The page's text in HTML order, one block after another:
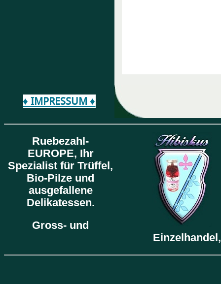
♦ IMPRESSUM ♦
Ruebezahl-
EUROPE, Ihr
Spezialist für Trüffel,
Bio-Pilze und
ausgefallene
Delikatessen.
Gross- und